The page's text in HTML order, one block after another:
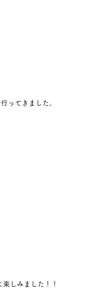
ってきました。
しみました！！